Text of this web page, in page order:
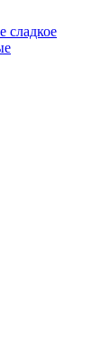
сладкое